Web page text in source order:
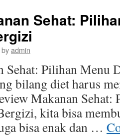
Sehat:
byadmin
Sehat: Pilihan Menu
bilang diet harus
Makanan
kita bisa
bisa enak dan …